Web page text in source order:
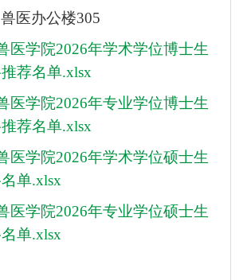
兽医办公楼305
医学院2026年学术学位博士生
荐名单.xlsx
医学院2026年专业学位博士生
荐名单.xlsx
医学院2026年学术学位硕士生
单.xlsx
医学院2026年专业学位硕士生
单.xlsx